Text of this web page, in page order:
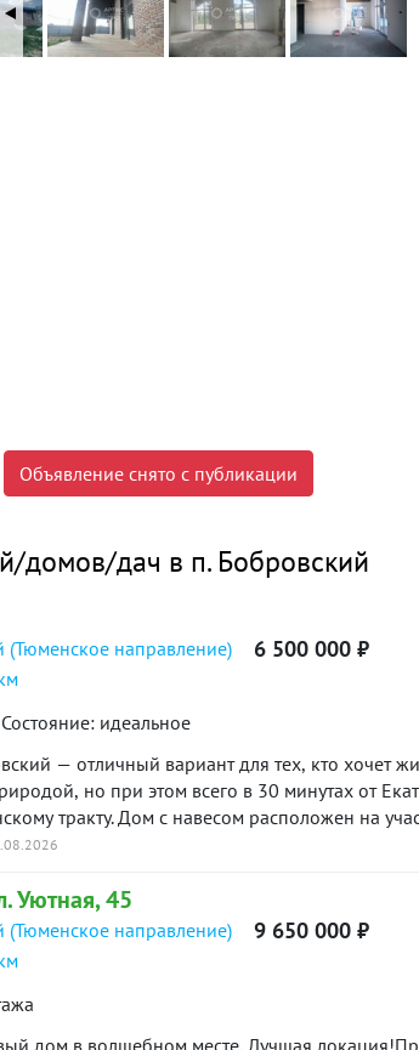
Объявление снято с публикации
домов/дач в п. Бобровский
(Тюменское направление)
Состояние: идеальное
6 500 000 ₽
— отличный вариант для тех, кто хочет
но при этом всего в 30 минутах от
тракту. Дом с навесом расположен на
кухня-гостиная. Дом построен из
кВт, собственная скважина и канализация
отлично подходит для постоянного
больница, пункты выдачи заказов и школьный
Цена Продажа от застройщика. Подходит
Поможем с одобрением ипотеки, продажей
Уютная, 45
(Тюменское направление)
9 650 000 ₽